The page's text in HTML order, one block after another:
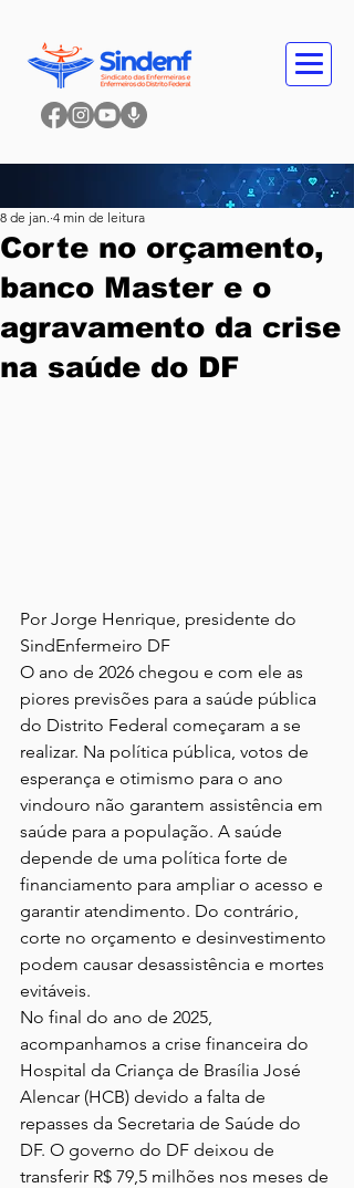
Corte no orçamento,
banco Master e o
agravamento da crise
na saúde do DF
8 de jan. 4 min de leitura
Por Jorge Henrique, presidente do
SindEnfermeiro DF
O ano de 2026 chegou e com ele as
piores previsões para a saúde pública
do Distrito Federal começaram a se
realizar. Na política pública, votos de
esperança e otimismo para o ano
vindouro não garantem assistência em
saúde para a população. A saúde
depende de uma política forte de
financiamento para ampliar o acesso e
garantir atendimento. Do contrário,
corte no orçamento e desinvestimento
podem causar desassistência e mortes
evitáveis.
No final do ano de 2025,
acompanhamos a crise financeira do
Hospital da Criança de Brasília José
Alencar (HCB) devido a falta de
repasses da Secretaria de Saúde do
DF. O governo do DF deixou de
transferir R$ 79,5 milhões nos meses de